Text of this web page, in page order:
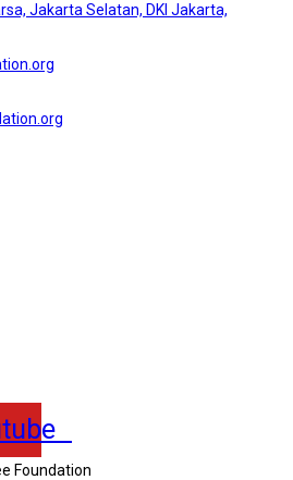
Jakarta Selatan, DKI Jakarta,
Foundation